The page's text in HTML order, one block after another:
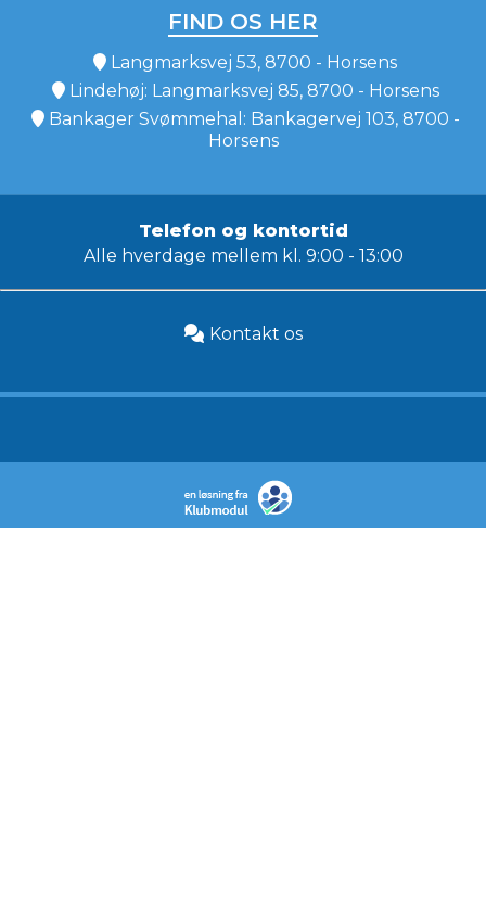
FIND OS HER
Langmarksvej 53, 8700 - Horsens
Lindehøj: Langmarksvej 85, 8700 - Horsens
Bankager Svømmehal: Bankagervej 103, 8700 -
Horsens
Telefon og kontortid
Alle hverdage mellem kl. 9:00 - 13:00
Kontakt os